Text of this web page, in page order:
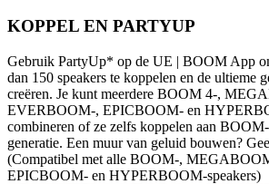
KOPPEL EN PARTYUP
Gebruik PartyUp* op de UE | BOOM App
dan 150 speakers te koppelen en de ultieme
creëren. Je kunt meerdere BOOM 4-,
EVERBOOM-, EPICBOOM- en
combineren of ze zelfs koppelen aan
generatie. Een muur van geluid bouwen?
(Compatibel met alle BOOM-,
EPICBOOM- en HYPERBOOM-speakers)